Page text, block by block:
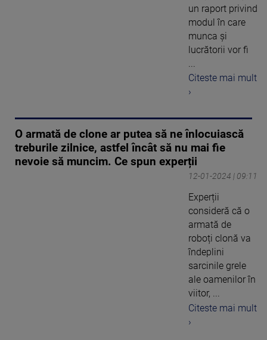
un raport privind
modul în care
munca şi
lucrătorii vor fi
Citeste mai mult
›
O armată de clone ar putea să ne înlocuiască
treburile zilnice, astfel încât să nu mai fie
nevoie să muncim. Ce spun experții
12-01-2024 | 09:11
Experții
consideră că o
armată de
roboți clonă va
îndeplini
sarcinile grele
ale oamenilor în
viitor, ...
Citeste mai mult
›